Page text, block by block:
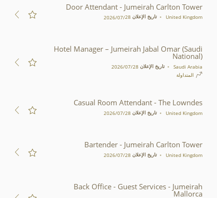
Door Attendant - Jumeirah Carlton Tower
United Kingdom تاريخ الإعلان 28‏/07‏/2026
Hotel Manager – Jumeirah Jabal Omar (Saudi
National)
Saudi Arabia تاريخ الإعلان 28‏/07‏/2026
المتداولة
Casual Room Attendant - The Lowndes
United Kingdom تاريخ الإعلان 28‏/07‏/2026
Bartender - Jumeirah Carlton Tower
United Kingdom تاريخ الإعلان 28‏/07‏/2026
Back Office - Guest Services - Jumeirah
Mallorca